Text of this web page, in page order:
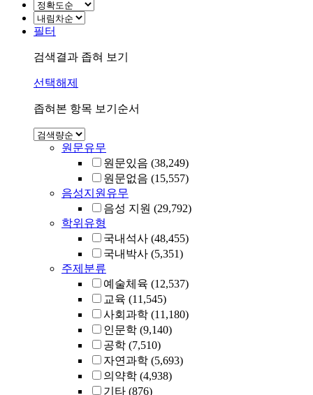
필터
검색결과 좁혀 보기
선택해제
좁혀본 항목 보기순서
원문유무
원문있음 (38,249)
원문없음 (15,557)
음성지원유무
음성 지원 (29,792)
학위유형
국내석사 (48,455)
국내박사 (5,351)
주제분류
예술체육 (12,537)
교육 (11,545)
사회과학 (11,180)
인문학 (9,140)
공학 (7,510)
자연과학 (5,693)
의약학 (4,938)
기타 (876)